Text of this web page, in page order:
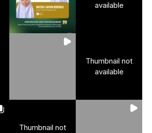
available
Thumbnail not
available
Thumbnail not